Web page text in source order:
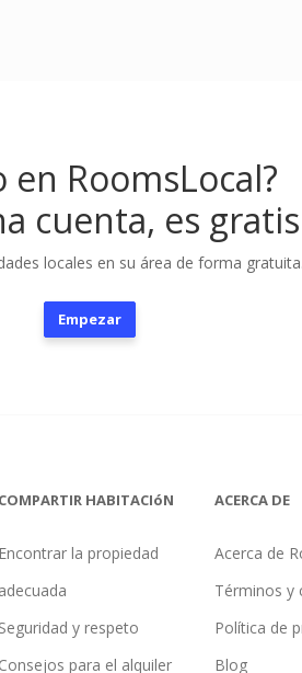
en RoomsLocal?
cuenta, es gratis
locales en su área de forma gratuita.
Empezar
COMPARTIR HABITACIóN
Encontrar la propiedad
adecuada
Seguridad y respeto
Consejos para el alquiler
ACERCA DE
Acerca de
Términos y
Política de
Blog